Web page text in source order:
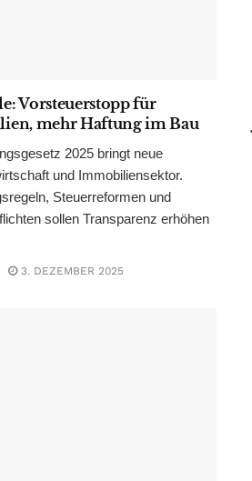
Vorsteuerstopp für
mehr Haftung im Bau
2025 bringt neue
und Immobiliensektor.
Steuerreformen und
sollen Transparenz erhöhen
3. DEZEMBER 2025